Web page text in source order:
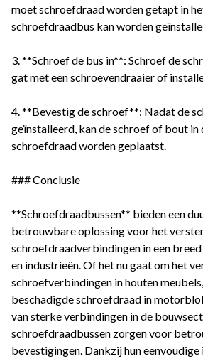
moet schroefdraad worden getapt in
schroefdraadbus kan worden
3. **Schroef de bus in**: Schroef de
gat met een schroevendraaier of
4. **Bevestig de schroef**: Nadat de
geïnstalleerd, kan de schroef of bout in
schroefdraad worden geplaatst.
### Conclusie
**Schroefdraadbussen** bieden een
betrouwbare oplossing voor het
schroefdraadverbindingen in een
en industrieën. Of het nu gaat om het
schroefverbindingen in houten
beschadigde schroefdraad in
van sterke verbindingen in de
schroefdraadbussen zorgen voor
bevestigingen. Dankzij hun